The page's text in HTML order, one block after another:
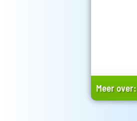
Meer over: